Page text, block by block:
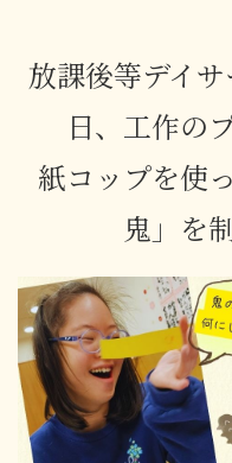
放課後等デイ
日、工作の
紙コップを使
鬼」を